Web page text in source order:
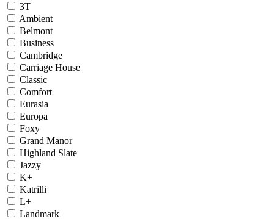
3T
Ambient
Belmont
Business
Cambridge
Carriage House
Classic
Comfort
Eurasia
Europa
Foxy
Grand Manor
Highland Slate
Jazzy
K+
Katrilli
L+
Landmark